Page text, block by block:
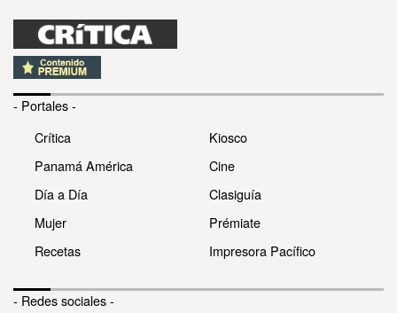
- Portales -
Crítica
Panamá América
Día a Día
Mujer
Recetas
Kiosco
Cine
Clasiguía
Prémiate
Impresora Pacífico
- Redes sociales -